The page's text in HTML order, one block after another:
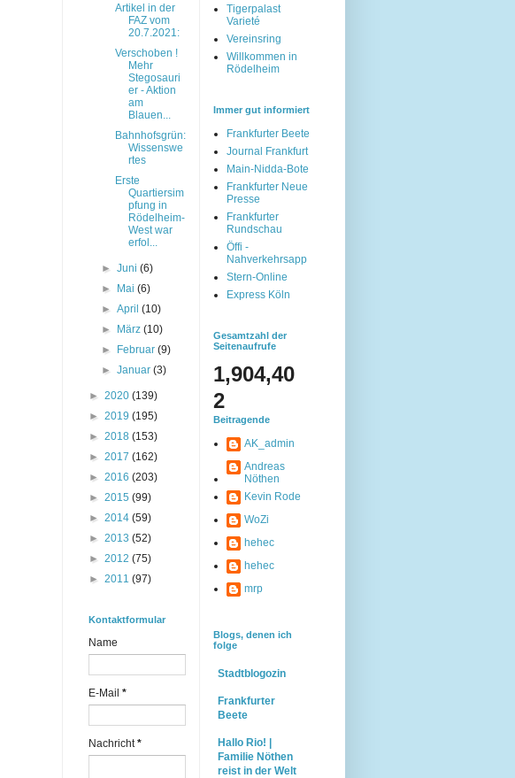
Artikel in der
FAZ vom
20.7.2021:
Verschoben !
Mehr
Stegosauri
er - Aktion
am
Blauen...
Bahnhofsgrün:
Wissenswe
rtes
Erste
Quartiersim
pfung in
Rödelheim-
West war
erfol...
►Juni(6)
►
Mai(6)
►April(10)
►
März(10)
►
Februar(9)
►Januar(3)
► 2020 (139)
► 2019 (195)
► 2018 (153)
► 2017 (162)
► 2016 (203)
► 2015 (99)
► 2014 (59)
► 2013 (52)
► 2012 (75)
► 2011 (97)
Kontaktformular
Name
E-Mail *
Nachricht*
Tigerpalast
Varieté
Vereinsring
Willkommen in
Rödelheim
Immer gut informiert
Frankfurter Beete
Journal Frankfurt
Main-Nidda-Bote
Frankfurter Neue
Presse
Frankfurter
Rundschau
Öffi -
Nahverkehrsapp
Stern-Online
Express Köln
Gesamtzahl der
Seitenaufrufe
1,904,40
2
Beitragende
AK_admin
Andreas
Nöthen
Kevin Rode
WoZi
hehec
hehec
mrp
Blogs, denen ich
folge
Stadtblogozin
Frankfurter
Beete
Hallo Rio! |
Familie Nöthen
reist in der Welt